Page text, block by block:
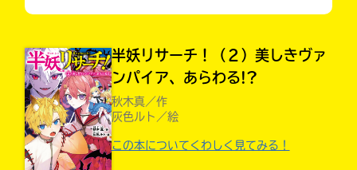
本を飛び出して
みんなとおしゃべり
できる掲示板
半妖リサーチ！（２）美しきヴァ
ンパイア、あらわる!?
秋木真／作
灰色ルト／絵
この本についてくわしく見てみる！